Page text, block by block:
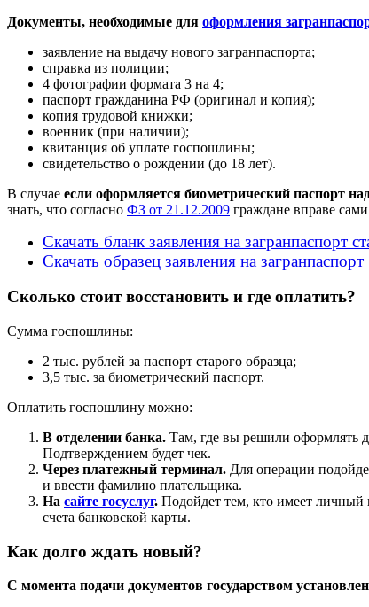
Документы, необходимые для оформления
заявление на выдачу нового загранпаспорта;
справка из полиции;
4 фотографии формата 3 на 4;
паспорт гражданина РФ (оригинал и копия);
копия трудовой книжки;
военник (при наличии);
квитанция об уплате госпошлины;
свидетельство о рождении (до 18 лет).
В случае если оформляется биометрический паспорт
знать, что согласно ФЗ от 21.12.2009 граждане вправе
Скачать бланк заявления на загранпаспорт
Скачать образец заявления на загранпаспорт
Сколько стоит восстановить и где оплатить?
Сумма госпошлины:
2 тыс. рублей за паспорт старого образца;
3,5 тыс. за биометрический паспорт.
Оплатить госпошлину можно:
В отделении банка. Там, где вы решили оформлять
Подтверждением будет чек.
Через платежный терминал. Для операции
и ввести фамилию плательщика.
На сайте госуслуг. Подойдет тем, кто имеет личный
счета банковской карты.
Как долго ждать новый?
С момента подачи документов государством